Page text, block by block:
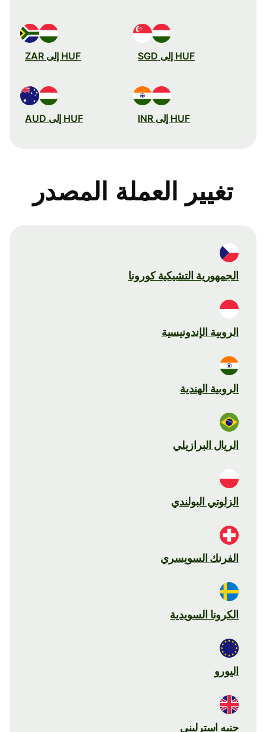
HUF إلى SGD HUF إلى ZAR
HUF إلى INR HUF إلى AUD
تغيير العملة المصدر
الجمهورية التشيكية كورونا
الروبية الإندونيسية
الروبية الهندية
الريال البرازيلي
الزلوتي البولندي
الفرنك السويسري
الكرونا السويدية
اليورو
جنيه استرليني